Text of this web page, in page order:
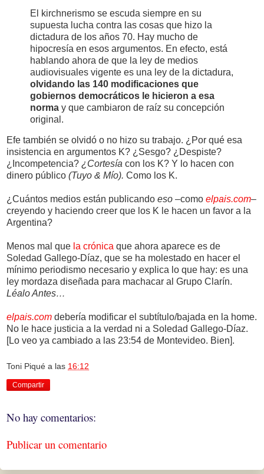
El kirchnerismo se escuda siempre en su
supuesta lucha contra las cosas que hizo la
dictadura de los años 70. Hay mucho de
hipocresía en esos argumentos. En efecto, está
hablando ahora de que la ley de medios
audiovisuales vigente es una ley de la dictadura,
olvidando las 140 modificaciones que
gobiernos democráticos le hicieron a esa
norma y que cambiaron de raíz su concepción
original.
Efe también se olvidó o no hizo su trabajo. ¿Por qué esa
insistencia en argumentos K? ¿Sesgo? ¿Despiste?
¿Incompetencia? ¿Cortesía con los K? Y lo hacen con
dinero público (Tuyo & Mío). Como los K.
¿Cuántos medios están publicando eso –como elpais.com–
creyendo y haciendo creer que los K le hacen un favor a la
Argentina?
Menos mal que la crónica que ahora aparece es de
Soledad Gallego-Díaz, que se ha molestado en hacer el
mínimo periodismo necesario y explica lo que hay: es una
ley mordaza diseñada para machacar al Grupo Clarín.
Léalo Antes…
elpais.com debería modificar el subtítulo/bajada en la home.
No le hace justicia a la verdad ni a Soledad Gallego-Díaz.
[Lo veo ya cambiado a las 23:54 de Montevideo. Bien].
Toni Piqué a las 16:12
Compartir
No hay comentarios:
Publicar un comentario